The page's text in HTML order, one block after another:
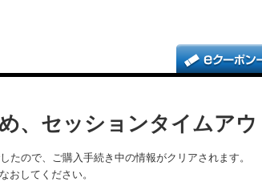
、セッションタイムアウ
たので、ご購入手続き中の情報がクリアされます。
おしてください。